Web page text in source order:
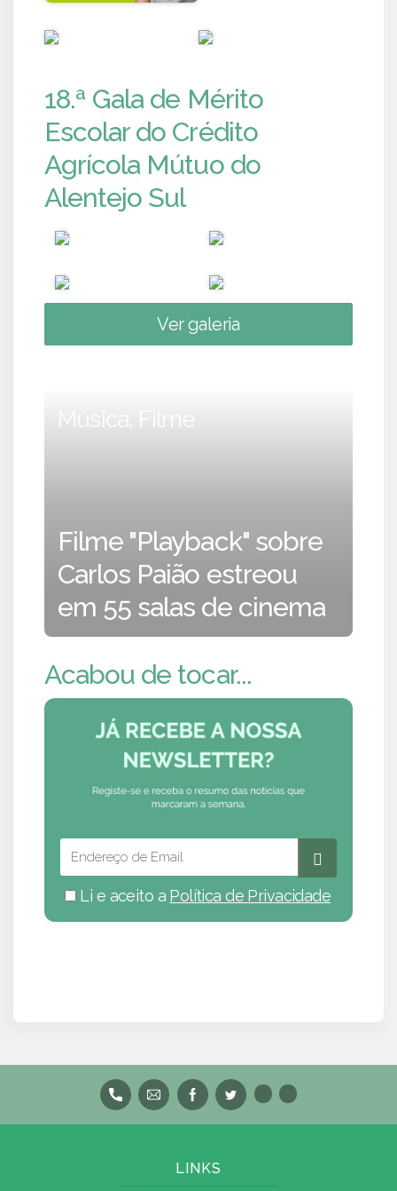
18.ª Gala de Mérito
Escolar do Crédito
Agrícola Mútuo do
Alentejo Sul
Ver galeria
Música, Filme
Filme "Playback" sobre
Carlos Paião estreou
em 55 salas de cinema
Acabou de tocar...
Li e aceito a Política de Privacidade
LINKS